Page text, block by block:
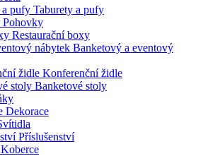
Taburety a pufy
Pohovky
Restaurační boxy
Banketový a eventový
Konferenční židle
Banketové stoly
Dekorace
Příslušenství
Koberce